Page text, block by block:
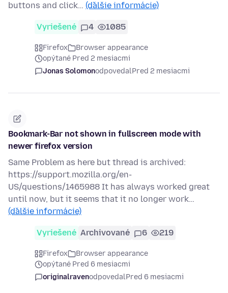
buttons and click… (ďalšie informácie)
Vyriešené 4 1085
Firefox
Browser appearance
opýtané Pred 2 mesiacmi
Jonas SolomonodpovedalPred 2 mesiacmi
Bookmark-Bar not shown in fullscreen mode with
newer firefox version
Same Problem as here but thread is archived:
https://support.mozilla.org/en-
US/questions/1465988 It has always worked great
until now, but it seems that it no longer work…
(ďalšie informácie)
Vyriešené Archivované 6 219
Firefox
Browser appearance
opýtané Pred 6 mesiacmi
originalravenodpovedalPred 6 mesiacmi